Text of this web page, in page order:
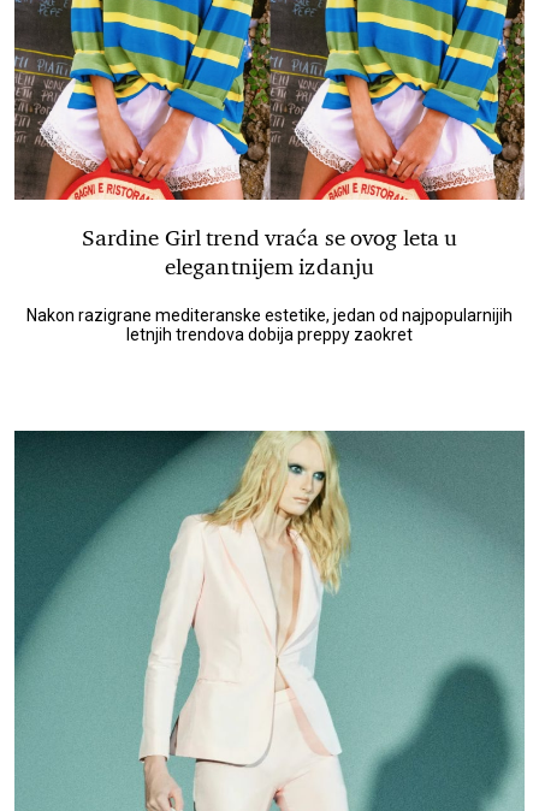
Sardine Girl trend vraća se ovog leta u
elegantnijem izdanju
Nakon razigrane mediteranske estetike, jedan od najpopularnijih
letnjih trendova dobija preppy zaokret